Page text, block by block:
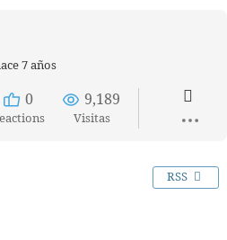
7 años
0 9,189
Visitas
RSS